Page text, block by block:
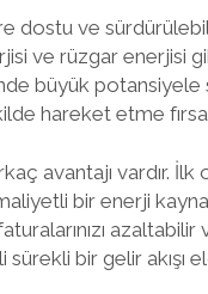
dostu ve
ve rüzgar enerjisi
büyük potansiyele
hareket etme
avantajı vardır.
bir enerji
bir gelir akışı